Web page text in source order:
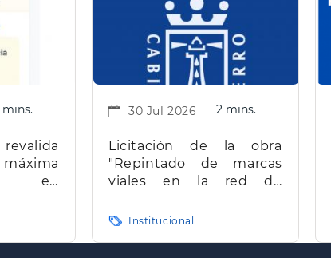
mins.
en
30 Jul 2026 2 mins.
Licitación de la obra
"Repintado de marcas
viales en la red de
Hierro"
Institucional